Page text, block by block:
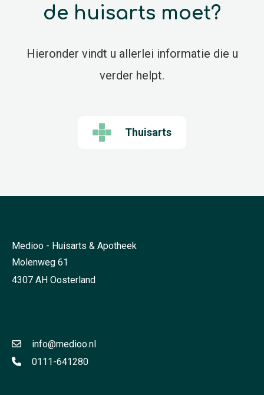
de huisarts moet?
Hieronder vindt u allerlei informatie die u
verder helpt.
Thuisarts
Medioo - Huisarts & Apotheek
Molenweg 61
4307 AH Oosterland
info@medioo.nl
0111-641280